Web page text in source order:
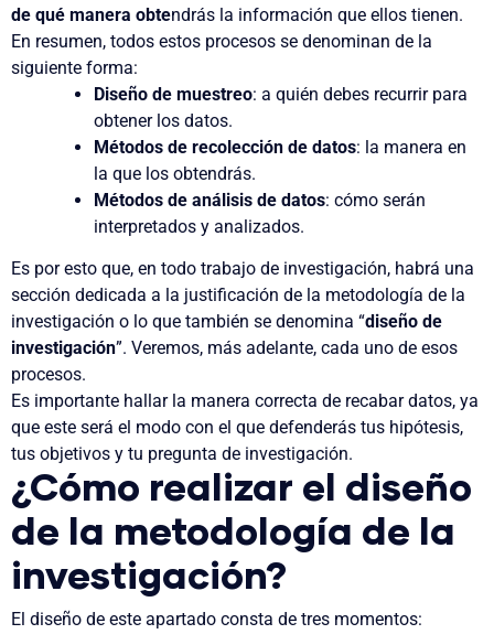
de qué manera obtendrás la información que ellos tienen.
En resumen, todos estos procesos se denominan de la
siguiente forma:
Diseño de muestreo: a quién debes recurrir para
obtener los datos.
Métodos de recolección de datos: la manera en
la que los obtendrás.
Métodos de análisis de datos: cómo serán
interpretados y analizados.
Es por esto que, en todo trabajo de investigación, habrá una
sección dedicada a la justificación de la metodología de la
investigación o lo que también se denomina “diseño de
investigación”. Veremos, más adelante, cada uno de esos
procesos.
Es importante hallar la manera correcta de recabar datos, ya
que este será el modo con el que defenderás tus hipótesis,
tus objetivos y tu pregunta de investigación.
¿Cómo realizar el diseño
de la metodología de la
investigación?
El diseño de este apartado consta de tres momentos: